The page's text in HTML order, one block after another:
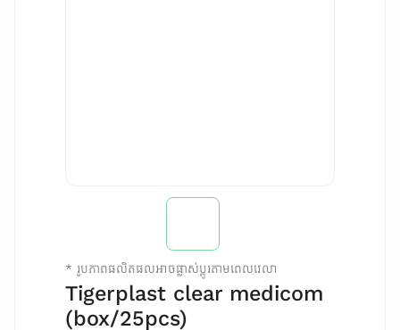
* រូបភាពផលិតផលអាចផ្លាស់ប្តូរតាមពេលវេលា
Tigerplast clear medicom
(box/25pcs)